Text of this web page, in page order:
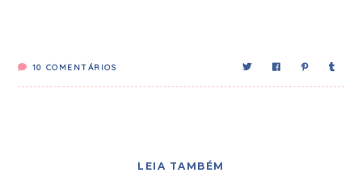
10 COMENTÁRIOS
LEIA TAMBÉM